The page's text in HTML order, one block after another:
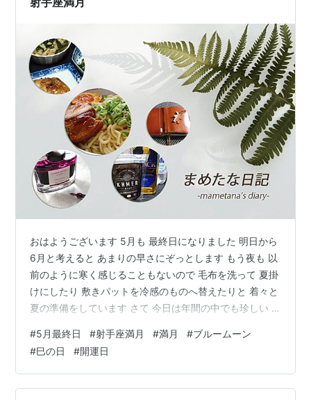
おはようございます 5月も 最終日になりました 明日から
6月と考えると あまりの早さにぞっとします もう夜も 以
前のように寒く感じることもないので 毛布を洗って 夏掛
けにしたり 敷きパットを冷感のものへ替えたりと 着々と
夏の準備をしています さて 今日は年間の中でも珍しい 5
ができそうです 昨夜も 綺麗に見えていました ブルーム
ーンという ちょっとパワーのある月で 願いが叶うともい
われています 今日は巳の日で 金運アップの 開運日でも
ありますので 挑戦したいことがある方は 未来へ向けて
#5月最終日 #射手座満月 #満月 #ブルームーン
#巳の日 #開運日